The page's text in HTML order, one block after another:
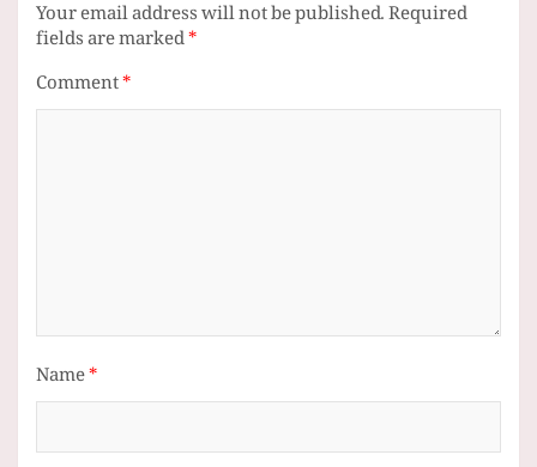
Your email address will not be published.Required
fields are marked*
Comment*
Name*